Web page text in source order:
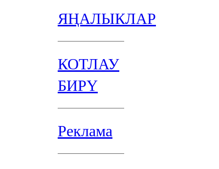
ЯҢАЛЫКЛАР
КОТЛАУ
БИРҮ
Реклама